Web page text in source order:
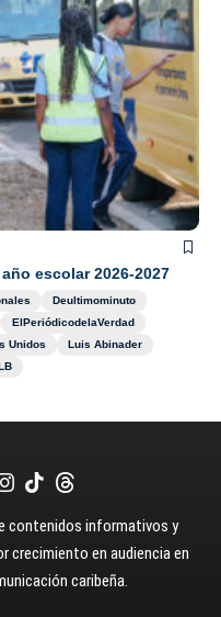
escolar 2026-2027
Deultimominuto
ElPeriódicodelaVerdad
Unidos
Luis Abinader
contenidos informativos y
crecimiento en audiencia en
caribeña.